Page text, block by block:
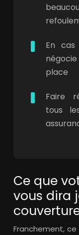
En
place
Faire
tous
Ce que
vous dira
Franchement,